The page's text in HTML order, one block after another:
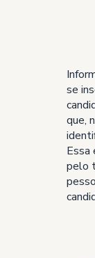
se
que,
Essa
pelo